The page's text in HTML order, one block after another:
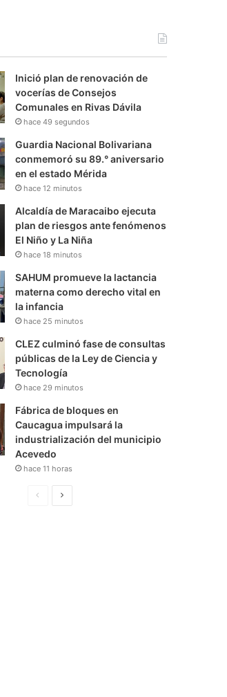
Inició plan de renovación de
vocerías de Consejos
Comunales en Rivas Dávila
hace 49 segundos
Guardia Nacional Bolivariana
conmemoró su 89.° aniversario
en el estado Mérida
hace 12 minutos
Alcaldía de Maracaibo ejecuta
plan de riesgos ante fenómenos
El Niño y La Niña
hace 18 minutos
SAHUM promueve la lactancia
materna como derecho vital en
la infancia
hace 25 minutos
CLEZ culminó fase de consultas
públicas de la Ley de Ciencia y
Tecnología
hace 29 minutos
Fábrica de bloques en
Caucagua impulsará la
industrialización del municipio
Acevedo
hace 11 horas
S